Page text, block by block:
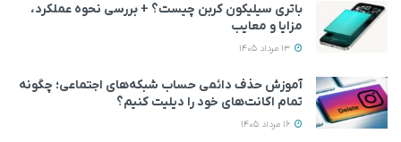
باتری سیلیکون کربن چیست؟ + بررسی نحوه عملکرد،
مزایا و معایب
آموزش حذف دائمی حساب شبکه‌های اجتماعی؛ چگونه
تمام اکانت‌های خود را دیلیت کنیم؟